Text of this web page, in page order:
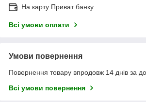
На карту Приват банку
Всі умови оплати
Умови повернення
Повернення товару впродовж 14 днів за
Всі умови повернення